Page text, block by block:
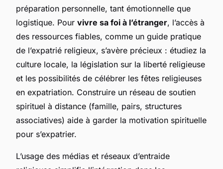
préparation personnelle, tant émotionnelle que
logistique. Pour vivre sa foi à l’étranger, l’accès à
des ressources fiables, comme un guide pratique
de l’expatrié religieux, s’avère précieux : étudiez la
culture locale, la législation sur la liberté religieuse
et les possibilités de célébrer les fêtes religieuses
en expatriation. Construire un réseau de soutien
spirituel à distance (famille, pairs, structures
associatives) aide à garder la motivation spirituelle
pour s’expatrier.
L’usage des médias et réseaux d’entraide